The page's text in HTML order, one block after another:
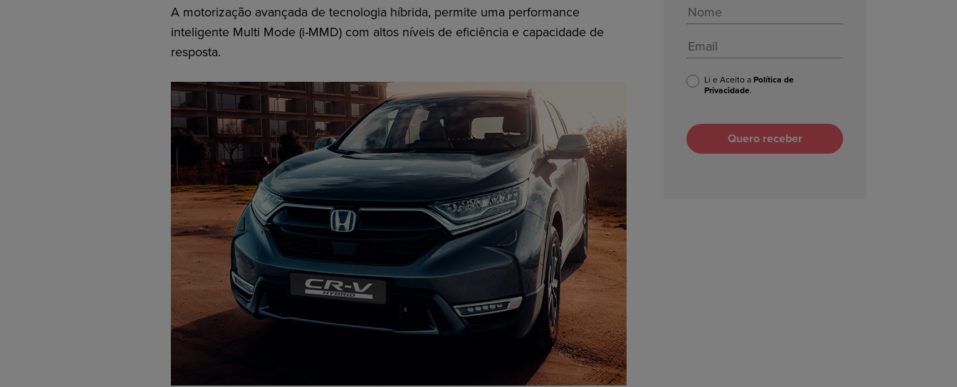
A motorização avançada de tecnologia híbrida, permite uma performance
inteligente Multi Mode (i-MMD) com altos níveis de eficiência e capacidade de
resposta.
Li e Aceito a Política de
Privacidade.